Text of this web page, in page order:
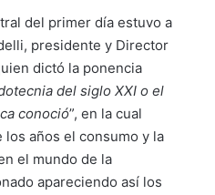
del primer día estuvo a
presidente y Director
dictó la ponencia
del siglo XXI o el
conoció”, en la cual
años el consumo y la
el mundo de la
apareciendo así los